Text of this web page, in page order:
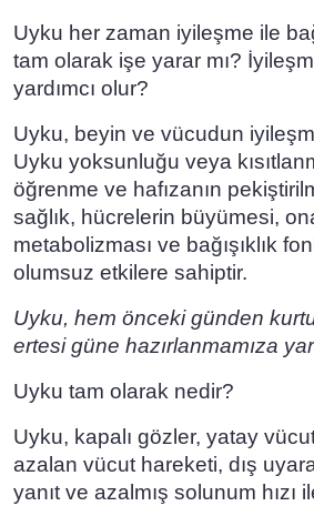
Uyku her zaman iyileşme ile
tam olarak işe yarar mı?
yardımcı olur?
Uyku, beyin ve vücudun
Uyku yoksunluğu veya
öğrenme ve hafızanın
sağlık, hücrelerin büyümesi,
metabolizması ve bağışıklık
olumsuz etkilere sahiptir.
Uyku, hem önceki günden
ertesi güne hazırlanmamıza
Uyku tam olarak nedir?
Uyku, kapalı gözler, yatay
azalan vücut hareketi, dış
yanıt ve azalmış solunum hızı